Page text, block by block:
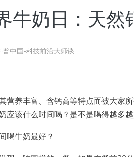
牛奶日：天然
普中国-科技前沿大师谈
营养丰富、含钙高等特点而被大家
应该什么时间喝？是不是喝得越多越
喝牛奶最好？